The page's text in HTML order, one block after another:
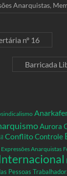
Anarquistas,
nº 16
Barricada
Aurora
ConflitoControle
Expressões Anarquistas
Pessoas